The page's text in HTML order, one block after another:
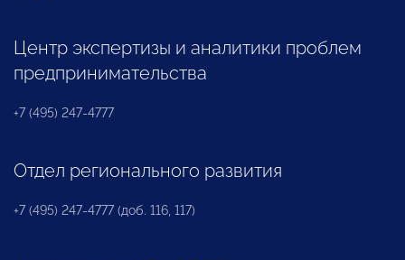
Центр экспертизы и аналитики проблем
предпринимательства
+7 (495) 247-4777
Отдел регионального развития
+7 (495) 247-4777 (доб. 116, 117)